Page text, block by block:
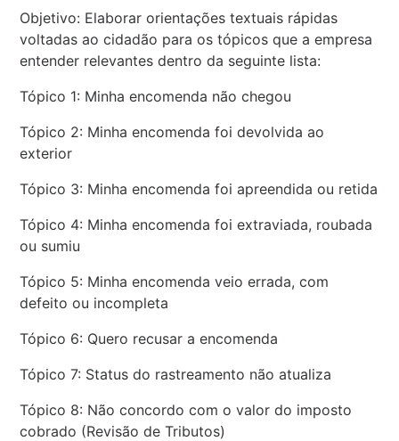
Objetivo: Elaborar orientações textuais rápidas
voltadas ao cidadão para os tópicos que a empresa
entender relevantes dentro da seguinte lista:
Tópico 1: Minha encomenda não chegou
Tópico 2: Minha encomenda foi devolvida ao
exterior
Tópico 3: Minha encomenda foi apreendida ou retida
Tópico 4: Minha encomenda foi extraviada, roubada
ou sumiu
Tópico 5: Minha encomenda veio errada, com
defeito ou incompleta
Tópico 6: Quero recusar a encomenda
Tópico 7: Status do rastreamento não atualiza
Tópico 8: Não concordo com o valor do imposto
cobrado (Revisão de Tributos)